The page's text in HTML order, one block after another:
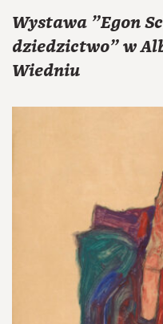
Wystawa "Egon
dziedzictwo" w
Wiedniu